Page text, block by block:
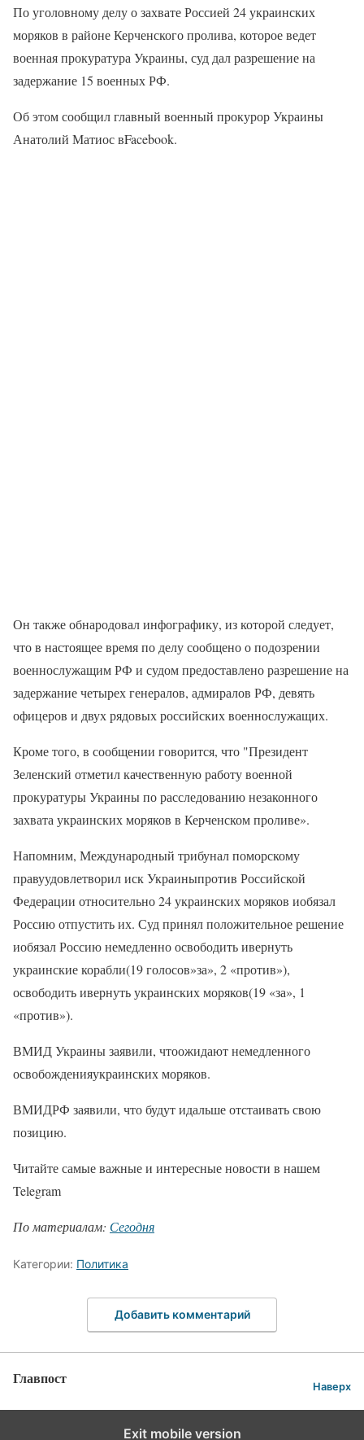
По уголовному делу о захвате Россией 24 украинских
моряков в районе Керченского пролива, которое ведет
военная прокуратура Украины, суд дал разрешение на
задержание 15 военных РФ.
Об этом сообщил главный военный прокурор Украины
Анатолий Матиос вFacebook.
Он также обнародовал инфографику, из которой следует,
что в настоящее время по делу сообщено о подозрении
военнослужащим РФ и судом предоставлено разрешение на
задержание четырех генералов, адмиралов РФ, девять
офицеров и двух рядовых российских военнослужащих.
Кроме того, в сообщении говорится, что "Президент
Зеленский отметил качественную работу военной
прокуратуры Украины по расследованию незаконного
захвата украинских моряков в Керченском проливе».
Напомним, Международный трибунал поморскому
правуудовлетворил иск Украиныпротив Российской
Федерации относительно 24 украинских моряков иобязал
Россию отпустить их. Суд принял положительное решение
иобязал Россию немедленно освободить ивернуть
украинские корабли(19 голосов»за», 2 «против»),
освободить ивернуть украинских моряков(19 «за», 1
«против»).
ВМИД Украины заявили, чтоожидают немедленного
освобожденияукраинских моряков.
ВМИДРФ заявили, что будут идальше отстаивать свою
позицию.
Читайте самые важные и интересные новости в нашем
Telegram
По материалам: Сегодня
Категории: Политика
Добавить комментарий
Главпост Наверх
Exit mobile version